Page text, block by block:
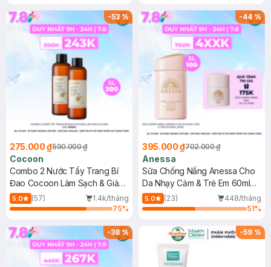
-53%
275.000 ₫590.000 ₫
Cocoon
Combo 2 Nước Tẩy Trang Bí
Đao Cocoon Làm Sạch & Giảm
Dầu 500ml
5.0 (57)
1.4k/tháng
75%
-44%
395.000 ₫702.000 ₫
Anessa
Sữa Chống Nắng Anessa Cho
Da Nhạy Cảm & Trẻ Em 60ml
(Mới)
5.0 (23)
448/tháng
51%
-38% -59 %